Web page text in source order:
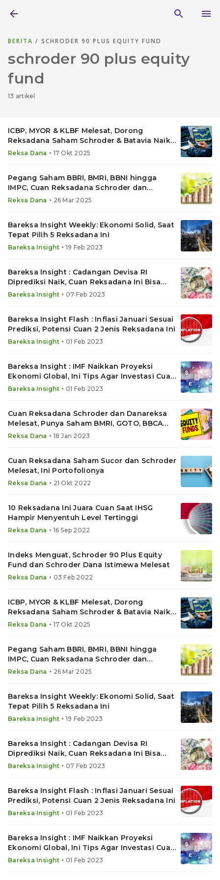
BERITA / SCHRODER 90 PLUS EQUITY FUND
schroder 90 plus equity
fund
13 artikel
ICBP, MYOR & KLBF Melesat, Dorong
Reksadana Saham Schroder & Batavia Naik
hingga 1,7% Sehari
Reksa Dana • 17 Okt 2025
Pegang Saham BBRI, BMRI, BBNI hingga
IMPC, Cuan Reksadana Schroder dan
Manulife Melesat
Reksa Dana • 26 Mar 2025
Bareksa Insight Weekly: Ekonomi Solid, Saat
Tepat Pilih 5 Reksadana Ini
Bareksa Insight • 19 Feb 2023
Bareksa Insight : Cadangan Devisa RI
Diprediksi Naik, Cuan Reksadana Ini Bisa
Meroket
Bareksa Insight • 07 Feb 2023
Bareksa Insight Flash : Inflasi Januari Sesuai
Prediksi, Potensi Cuan 2 Jenis Reksadana Ini
Bareksa Insight • 01 Feb 2023
Bareksa Insight : IMF Naikkan Proyeksi
Ekonomi Global, Ini Tips Agar Investasi Cuan
Maksimal
Bareksa Insight • 01 Feb 2023
Cuan Reksadana Schroder dan Danareksa
Melesat, Punya Saham BMRI, GOTO, BBCA
hingga MDKA
Reksa Dana • 18 Jan 2023
Cuan Reksadana Saham Sucor dan Schroder
Melesat, Ini Portofolionya
Reksa Dana • 21 Okt 2022
10 Reksadana Ini Juara Cuan Saat IHSG
Hampir Menyentuh Level Tertinggi
Reksa Dana • 16 Sep 2022
Indeks Menguat, Schroder 90 Plus Equity
Fund dan Schroder Dana Istimewa Melesat
Reksa Dana • 03 Feb 2022
ICBP, MYOR & KLBF Melesat, Dorong
Reksadana Saham Schroder & Batavia Naik
hingga 1,7% Sehari
Reksa Dana • 17 Okt 2025
Pegang Saham BBRI, BMRI, BBNI hingga
IMPC, Cuan Reksadana Schroder dan
Manulife Melesat
Reksa Dana • 26 Mar 2025
Bareksa Insight Weekly: Ekonomi Solid, Saat
Tepat Pilih 5 Reksadana Ini
Bareksa Insight • 19 Feb 2023
Bareksa Insight : Cadangan Devisa RI
Diprediksi Naik, Cuan Reksadana Ini Bisa
Meroket
Bareksa Insight • 07 Feb 2023
Bareksa Insight Flash : Inflasi Januari Sesuai
Prediksi, Potensi Cuan 2 Jenis Reksadana Ini
Bareksa Insight • 01 Feb 2023
Bareksa Insight : IMF Naikkan Proyeksi
Ekonomi Global, Ini Tips Agar Investasi Cuan
Maksimal
Bareksa Insight • 01 Feb 2023